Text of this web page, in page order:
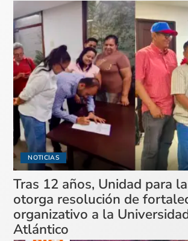
NOTICIAS
Tras 12 años, Unidad para
otorga resolución de
organizativo a la
Atlántico